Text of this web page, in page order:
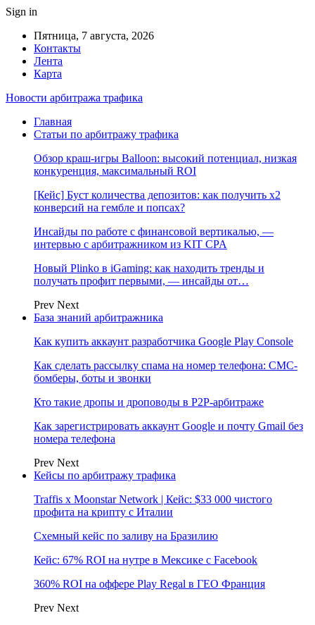
Sign in
Пятница, 7 августа, 2026
Контакты
Лента
Карта
Новости арбитража трафика
Главная
Статьи по арбитражу трафика
Обзор краш-игры Balloon: высокий потенциал, низкая
конкуренция, максимальный ROI
[Кейс] Буст количества депозитов: как получить х2
конверсий на гембле и попсах?
Инсайды по работе с финансовой вертикалью, —
интервью с арбитражником из KIT CPA
Новый Plinko в iGaming: как находить тренды и
получать профит первыми, — инсайды от…
Prev Next
База знаний арбитражника
Как купить аккаунт разработчика Google Play Console
Как сделать рассылку спама на номер телефона: СМС-
бомберы, боты и звонки
Кто такие дропы и дроповоды в P2P-арбитраже
Как зарегистрировать аккаунт Google и почту Gmail без
номера телефона
Prev Next
Кейсы по арбитражу трафика
Traffis x Moonstar Network | Кейс: $33 000 чистого
профита на крипту с Италии
Схемный кейс по заливу на Бразилию
Кейс: 67% ROI на нутре в Мексике с Facebook
360% ROI на оффере Play Regal в ГЕО Франция
Prev Next